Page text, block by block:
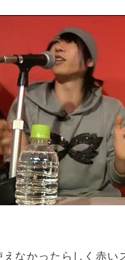
なかったらしく赤